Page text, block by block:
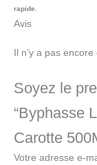
rapide.
Avis
Il n’y a pas encore
Soyez le
“Byphasse
Carotte
Votre adresse e-